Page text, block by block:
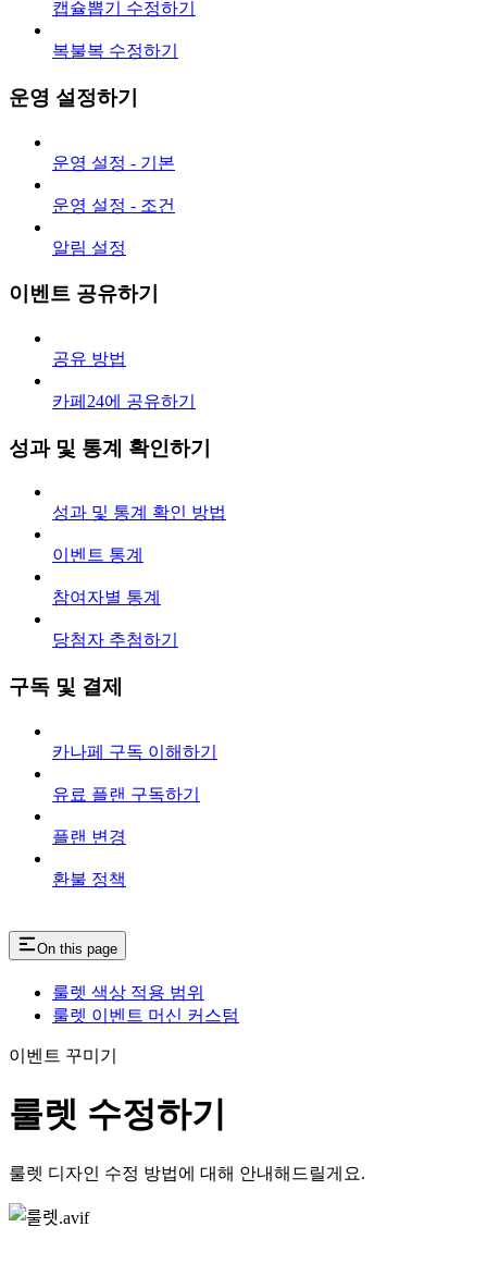
캡슐뽑기 수정하기
복불복 수정하기
운영 설정하기
운영 설정 - 기본
운영 설정 - 조건
알림 설정
이벤트 공유하기
공유 방법
카페24에 공유하기
성과 및 통계 확인하기
성과 및 통계 확인 방법
이벤트 통계
참여자별 통계
당첨자 추첨하기
구독 및 결제
카나페 구독 이해하기
유료 플랜 구독하기
플랜 변경
환불 정책
On this page
룰렛 색상 적용 범위
룰렛 이벤트 머신 커스텀
이벤트 꾸미기
룰렛 수정하기
룰렛 디자인 수정 방법에 대해 안내해드릴게요.